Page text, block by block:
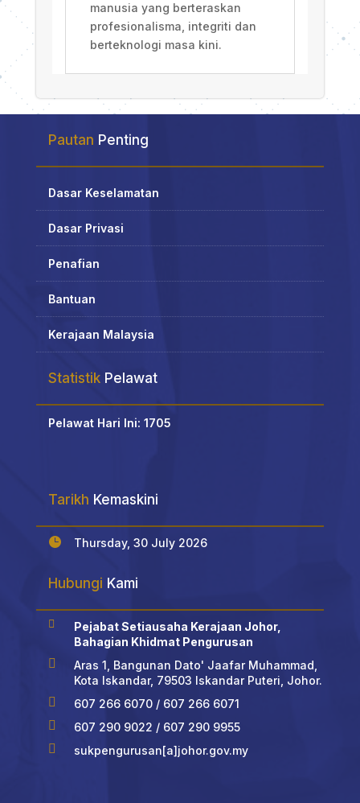
manusia yang berteraskan
profesionalisma, integriti dan
berteknologi masa kini.
Pautan Penting
Dasar Keselamatan
Dasar Privasi
Penafian
Bantuan
Kerajaan Malaysia
Statistik Pelawat
Pelawat Hari Ini: 1705
Tarikh Kemaskini
 Thursday, 30 July 2026
Hubungi Kami

Pejabat Setiausaha Kerajaan Johor,
Bahagian Khidmat Pengurusan

Aras 1, Bangunan Dato' Jaafar Muhammad,
Kota Iskandar, 79503 Iskandar Puteri, Johor.

607 266 6070 / 607 266 6071

607 290 9022 / 607 290 9955

sukpengurusan[a]johor.gov.my